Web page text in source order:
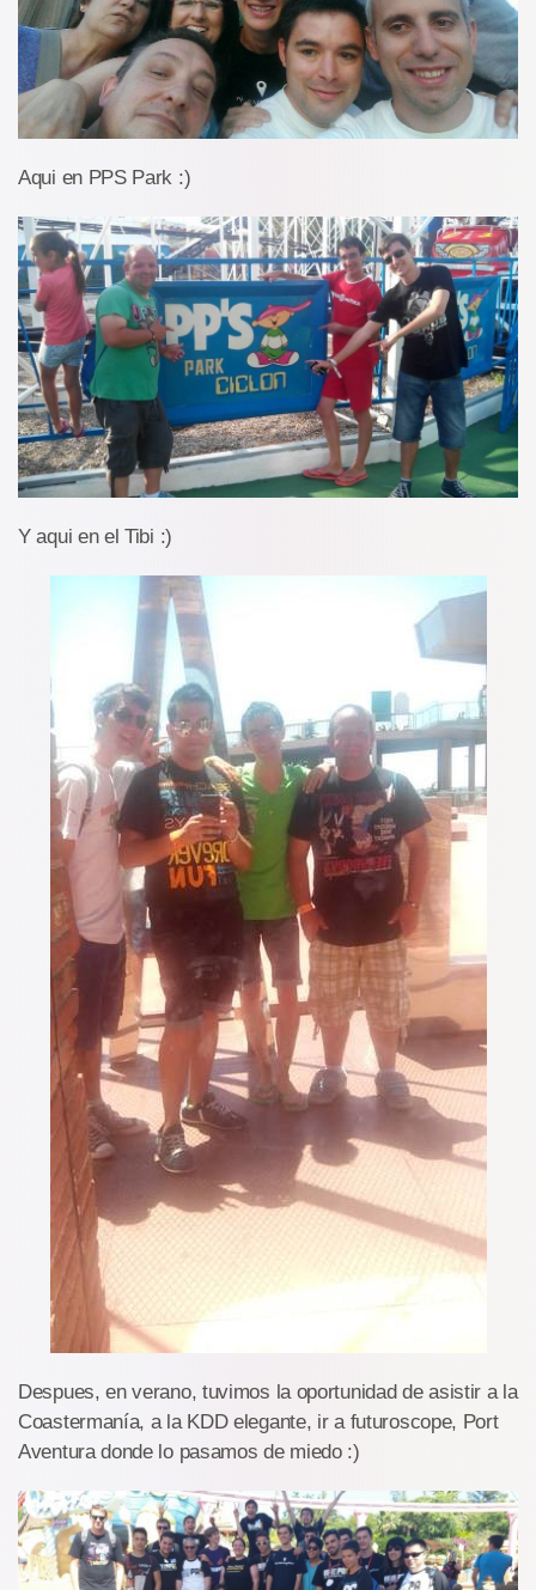
Aqui en PPS Park :)
Y aqui en el Tibi :)
Despues, en verano, tuvimos la oportunidad de asistir a la
Coastermanía, a la KDD elegante, ir a futuroscope, Port
Aventura donde lo pasamos de miedo :)